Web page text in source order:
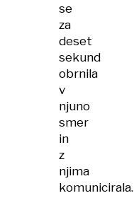
se
za
deset
sekund
obrnila
v
njuno
smer
in
z
njima
komunicirala.